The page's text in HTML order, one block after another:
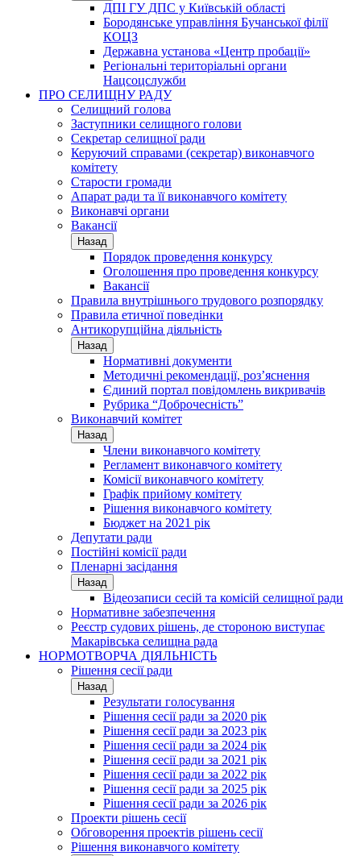
ДПІ ГУ ДПС у Київській області
Бородянське управління Бучанської філії
КОЦЗ
Державна установа «Центр пробації»
Регіональні територіальні органи
Нацсоцслужби
ПРО СЕЛИЩНУ РАДУ
Селищний голова
Заступники селищного голови
Секретар селищної ради
Керуючий справами (секретар) виконавчого
комітету
Старости громади
Апарат ради та її виконавчого комітету
Виконавчі органи
Вакансії
Назад
Порядок проведення конкурсу
Оголошення про проведення конкурсу
Вакансії
Правила внутрішнього трудового розпорядку
Правила етичної поведінки
Антикорупційна діяльність
Назад
Нормативні документи
Методичні рекомендації, роз’яснення
Єдиний портал повідомлень викривачів
Рубрика “Доброчесність”
Виконавчий комітет
Назад
Члени виконавчого комітету
Регламент виконавчого комітету
Комісії виконавчого комітету
Графік прийому комітету
Рішення виконавчого комітету
Бюджет на 2021 рік
Депутати ради
Постійні комісії ради
Пленарні засідання
Назад
Відеозаписи сесій та комісій селищної ради
Нормативне забезпечення
Реєстр судових рішень, де стороною виступає
Макарівська селищна рада
НОРМОТВОРЧА ДІЯЛЬНІСТЬ
Рішення сесії ради
Назад
Результати голосування
Рішення сесії ради за 2020 рік
Рішення сесії ради за 2023 рік
Рішення сесії ради за 2024 рік
Рішення сесії ради за 2021 рік
Рішення сесії ради за 2022 рік
Рішення сесії ради за 2025 рік
Рішення сесії ради за 2026 рік
Проекти рішень сесії
Обговорення проектів рішень сесії
Рішення виконавчого комітету